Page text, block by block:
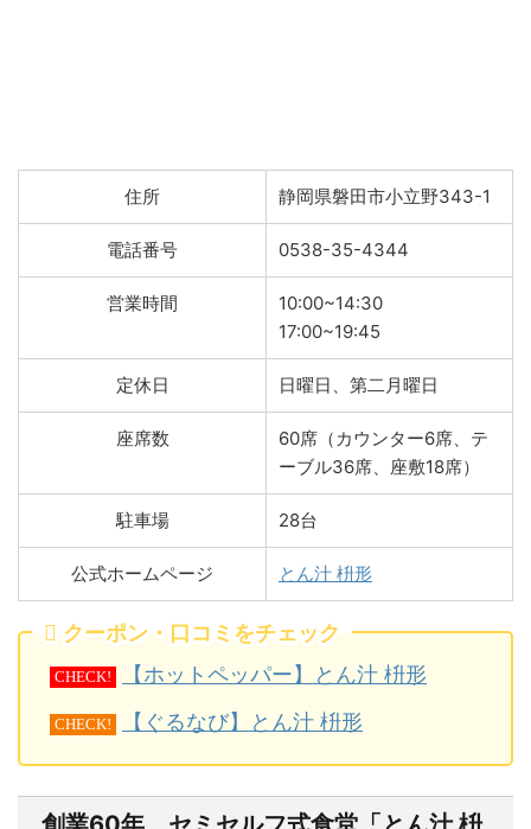
住所 静岡県磐田市小立野343-1
電話番号 0538-35-4344
営業時間
10:00~14:30
17:00~19:45
定休日 日曜日、第二月曜日
座席数
60席（カウンター6席、テ
ーブル36席、座敷18席）
駐車場 28台
公式ホームページ とん汁 枡形
クーポン・口コミをチェック
CHECK! 【ホットペッパー】とん汁 枡形
CHECK! 【ぐるなび】とん汁 枡形